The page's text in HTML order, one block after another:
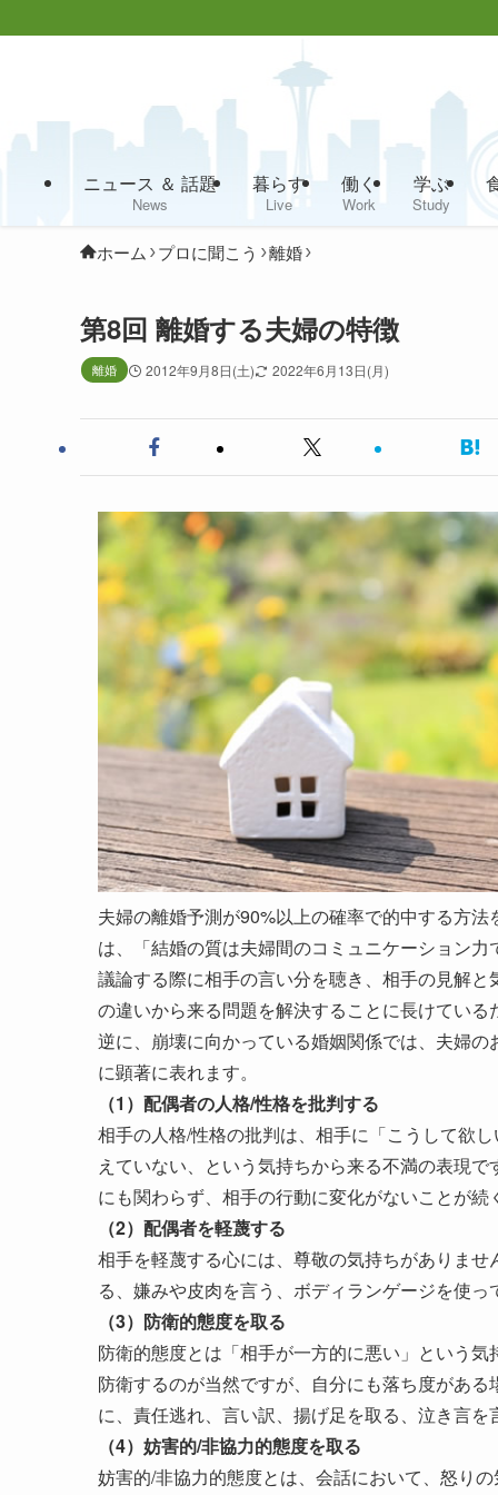
ニュース ＆ 話題
News
暮らす
Live
働く
Work
学ぶ
Study
ホーム プロに聞こう 離婚
第8回 離婚する夫婦の特徴
離婚 2012年9月8日(土) 2022年6月13日(月)
夫婦の離婚予測が90%以上の確率で的中する方
は、「結婚の質は夫婦間のコミュニケーション
議論する際に相手の言い分を聴き、相手の見解
の違いから来る問題を解決することに長けてい
逆に、崩壊に向かっている婚姻関係では、夫婦
に顕著に表れます。
（1）配偶者の人格/性格を批判する
相手の人格/性格の批判は、相手に「こうして欲
えていない、という気持ちから来る不満の表現
にも関わらず、相手の行動に変化がないことが
（2）配偶者を軽蔑する
相手を軽蔑する心には、尊敬の気持ちがありま
る、嫌みや皮肉を言う、ボディランゲージを使
（3）防衛的態度を取る
防衛的態度とは「相手が一方的に悪い」という
防衛するのが当然ですが、自分にも落ち度があ
に、責任逃れ、言い訳、揚げ足を取る、泣き言
（4）妨害的/非協力的態度を取る
妨害的/非協力的態度とは、会話において、怒り